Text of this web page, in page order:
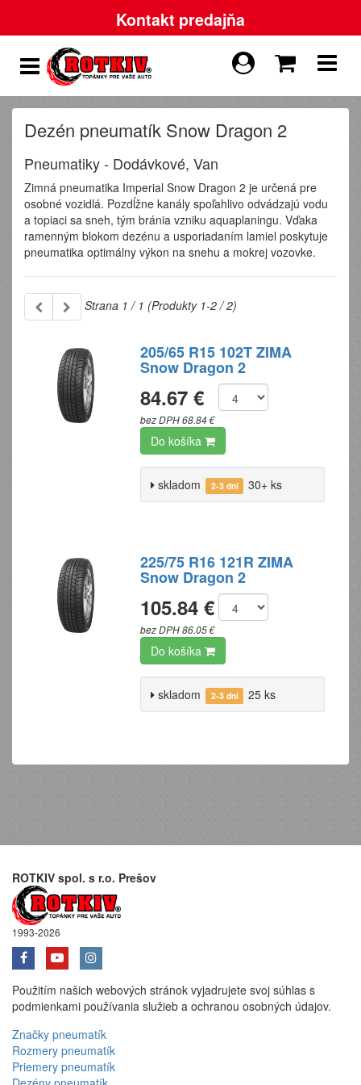
Kontakt predajňa
Dezén pneumatík Snow Dragon 2
Pneumatiky - Dodávkové, Van
Zimná pneumatika Imperial Snow Dragon 2 je určená pre
osobné vozidlá. Pozdĺžne kanály spoľahlivo odvádzajú vodu
a topiaci sa sneh, tým bránia vzniku aquaplaningu. Vďaka
ramenným blokom dezénu a usporiadaním lamiel poskytuje
pneumatika optimálny výkon na snehu a mokrej vozovke.
Strana 1 / 1 (Produkty 1-2 / 2)
205/65 R15 102T ZIMA
Snow Dragon 2
84.67 €
bez DPH 68.84 €
Do košíka
skladom 2-3 dni 30+ ks
225/75 R16 121R ZIMA
Snow Dragon 2
105.84 €
bez DPH 86.05 €
Do košíka
skladom 2-3 dni 25 ks
ROTKIV spol. s r.o. Prešov
1993-2026
Použitím našich webových stránok vyjadrujete svoj súhlas s
podmienkami používania služieb a ochranou osobných údajov.
Značky pneumatík
Rozmery pneumatík
Priemery pneumatík